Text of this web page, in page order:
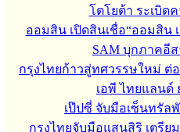
โตโยต้า ระเบิ
ออมสิน เปิดสินเชื่อ“ออมสิน
SAM บุกภาคอีส
กรุงไทยก้าวสู่ทศวรรษใหม่ ต่
เอพี ไทยแลนด์
เป๊ปซี่ จับมือเซ็นทรัล
กรุงไทยจับมือแสนสิริ เตรีย